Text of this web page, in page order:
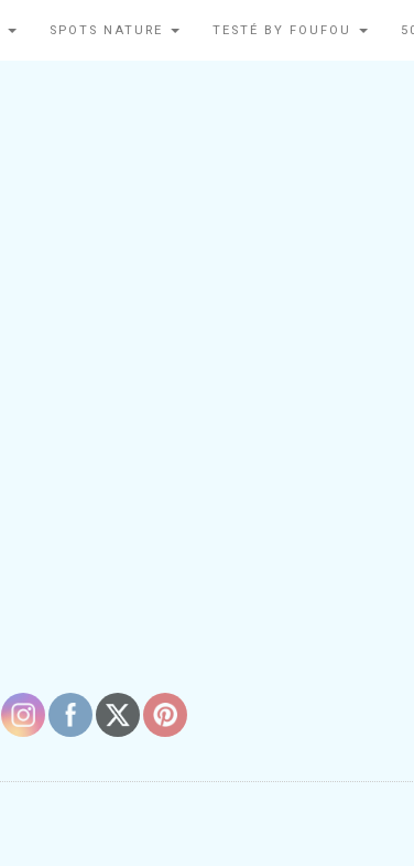
SPOTS NATURE TESTÉ BY FOUFOU